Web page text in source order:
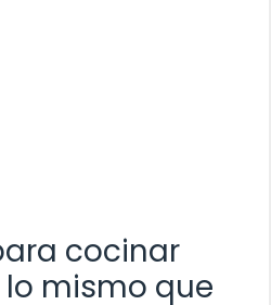
cocinar
mismo que